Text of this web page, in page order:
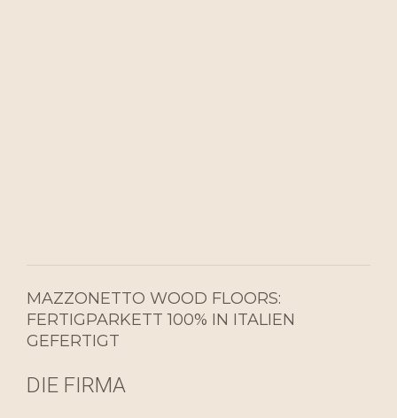
MAZZONETTO WOOD FLOORS:
FERTIGPARKETT 100% IN ITALIEN
GEFERTIGT
DIE FIRMA